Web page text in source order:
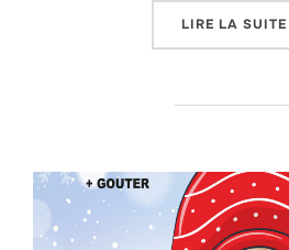
LIRE LA SUITE